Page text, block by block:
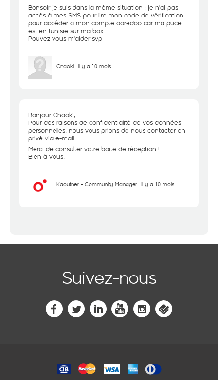
Bonsoir je suis dans la même situation : je n'ai pas
accès à mes SMS pour lire mon code de vérification
pour accéder a mon compte ooredoo car ma puce
est en tunisie sur ma box
Pouvez vous m'aider svp
Chaoki il y a 10 mois
Bonjour Chaoki,
Pour des raisons de confidentialité de vos données
personnelles, nous vous prions de nous contacter en
privé via e-mail.
Merci de consulter votre boite de réception !
Bien à vous,
Kaouther - Community Manager il y a 10 mois
Suivez-nous